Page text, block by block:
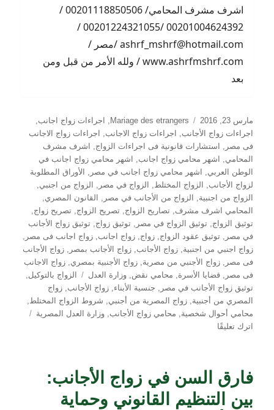
اشرف مشرف المحامي/ 00201118850506 /
00201004624392 /00201224321055 /
ashrf_mshrf@hotmail.com /مصر /
www.ashrfmshrf.com / ولله الأمر من قبل ومن
بعد
نُشرت
في
مارس 23, 2016 التصنيفات
Mariage des etrangers اجراءات زواج اجانب
اجراءات زواج الأجانب
اجراءات زواج الاجانب
اجراءات زواج الاجانب
فى مصر
استشارات قانونية فى اجراءات الزواج
اشرف مشرف
المحامي
اشهر محامي زواج اجانب
اشهر محامي زواج اجانب في
الوطن العربي
اشهر محامي زواج اجانب في مصر
الأوراق المطلوبة
لزواج الأجانب
الزواج المختلط الزواج في مصر الزواج من اجنبي
الزواج من اجنبية
الزواج من الأجانب في مصر القانون المصري
المحامي اشرف مشرف ,تصاريح الزواج ,تصريح الزواج ,تصريح زواج
توثيق الزواج ,توثيق الزواج في مصر ,توثيق زواج ,توثيق زواج الأجانب
في مصر
,توثيق عقود الزواج ,زواج ,زواج اجانب ,زواج اجانب فى مصر
زواج اجنبي من اجنبية ,زواج الأجانب ,زواج الأجانب بمصر ,زواج الأجانب
فى مصر
,زواج الأجنبي من مصرية ,زواج الأجنبية بمصري ,زواج الاجانب
فى مصر
,قضايا الأسرة محامي نقض ,وزارة العدل الوسوم
الزواج بالتوكيل
توثيق زواج الأجانب في مصر
جنسية الأبناء ,زواج الأجانب ,زواج
المصري من أجنبية ,زواج المصرية من أجنبي شروط الزواج المختلط
محامي أحوال شخصية
محامي زواج الأجانب ,وزارة العدل المصرية
اترك تعليقًا
الأجانب
في
مصر:
فارق السن في زواج الأجانب:
بين التنظيم القانوني وحماية